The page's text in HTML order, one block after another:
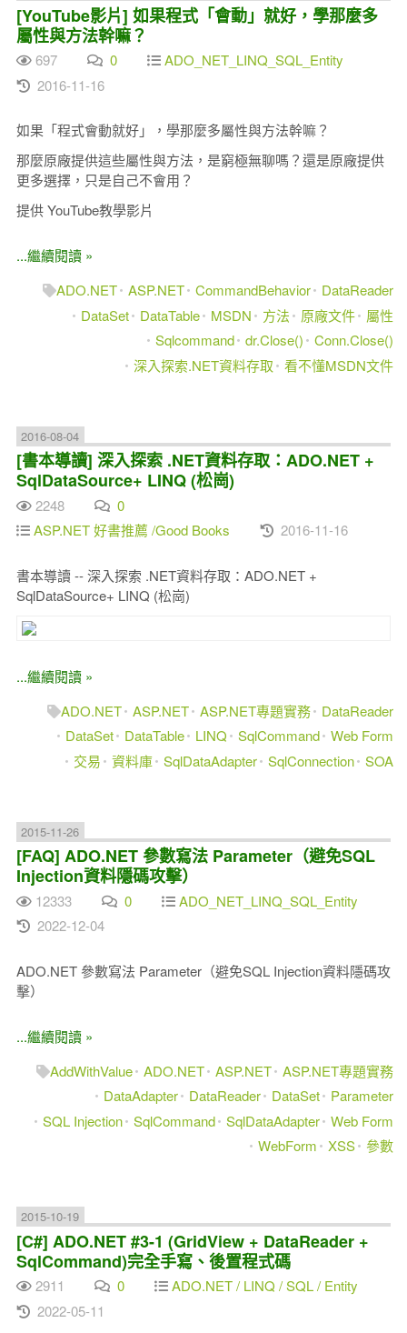
[YouTube影片] 如果程式「會動」就好，學那麼多
屬性與方法幹嘛？
697 0
ADO_NET_LINQ_SQL_Entity
2016-11-16
如果「程式會動就好」，學那麼多屬性與方法幹嘛？
那麼原廠提供這些屬性與方法，是窮極無聊嗎？還是原廠提供
更多選擇，只是自己不會用？
提供 YouTube教學影片
...繼續閱讀 »
ADO.NET ASP.NET CommandBehavior
DataReader
DataSet
DataTable MSDN 方法 原廠文件
屬性
Sqlcommand dr.Close()
Conn.Close()
深入探索.NET資料存取
看不懂MSDN文件
2016-08-04
[書本導讀] 深入探索 .NET資料存取：ADO.NET +
SqlDataSource+ LINQ (松崗)
2248
0
ASP.NET 好書推薦 /Good Books
2016-11-16
書本導讀 -- 深入探索 .NET資料存取：ADO.NET +
SqlDataSource+ LINQ (松崗)
...繼續閱讀 »
ADO.NET ASP.NET ASP.NET專題實務
DataReader
DataSet
DataTable LINQ SqlCommand Web Form
交易
資料庫 SqlDataAdapter SqlConnection SOA
2015-11-26
[FAQ] ADO.NET 參數寫法 Parameter（避免SQL
Injection資料隱碼攻擊）
12333 0
ADO_NET_LINQ_SQL_Entity
2022-12-04
ADO.NET 參數寫法 Parameter（避免SQL Injection資料隱碼攻
擊）
...繼續閱讀 »
AddWithValue ADO.NET ASP.NET ASP.NET專題實務
DataAdapter
DataReader DataSet
Parameter
SQL Injection SqlCommand SqlDataAdapter Web Form
WebForm
XSS 參數
2015-10-19
[C#] ADO.NET #3-1 (GridView + DataReader +
SqlCommand)完全手寫、後置程式碼
2911 0
ADO.NET / LINQ / SQL / Entity
2022-05-11